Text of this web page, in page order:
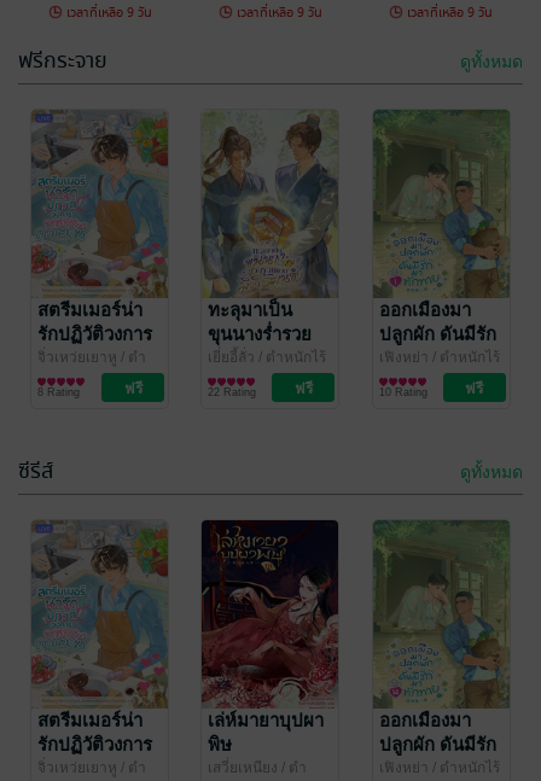
เวลาที่เหลือ 9 วัน เวลาที่เหลือ 9 วัน เวลาที่เหลือ 9 วัน
ทะลุมาเป็น
ขุนนางร่ำรวย
ด้วยมิติร้านชำ
เล่ม 2
เยี่ยอี้ลั่ว/ ตำหนักไร้
ต์รัก : ห้องหลานเหม
ย
นิยายวาย Boy
Love / Yaoi
31 Rating
เวลาที่เหลือ 9 วัน
แฟนใหม่ใกล้ฉัน
จับมือกันสู้เซิร์ก
เล่ม 9
หลิ่วเยี่ยนหนี/ ตำ
หนักไร้ต์รัก : ห้อง
หลานเหมย
นิยายวาย Boy
Love / Yaoi
2 Rating
เวลาที่เหลือ 9 วัน
ฟรีกระจาย ดูทั้งหมด
สตรีมเมอร์น่า
รักปฏิวัติวงการ
อาหารกาแลกซี
เล่ม 1
จิ่วเหว่ยเยาหู / ตำ
หนักไร้ต์รัก : ห้อง
หลานเหมย
นิยายวาย Boy
Love / Yaoi
8 Rating
ทะลุมาเป็น
ขุนนางร่ำรวย
ด้วยมิติร้านชำ
เล่ม 1
เยี่ยอี้ลั่ว / ตำหนักไร้
ต์รัก : ห้องหลานเหม
ย
นิยายวาย Boy
Love / Yaoi
22 Rating
ออกเมืองมา
ปลูกผัก ดันมีรัก
มาทักทาย เล่ม
1
เฟิงหย่า / ตำหนักไร้
ต์รัก : ห้องหลานเหม
ย
นิยายวาย Boy
Love / Yaoi
10 Rating
แฟนใหม่ใกล้ฉัน
จับมือกันสู้เซิร์ก
เล่ม 1
หลิ่วเยี่ยนหนี/ ตำ
หนักไร้ต์รัก : ห้อง
หลานเหมย
นิยายวาย Boy
Love / Yaoi
18 Rating
บ้านพลตรีมี
หนุ่มน้อยนำ
โชค เล่ม 1
จิ่วเหว่ยเยาหู/ ตำ
หนักไร้ต์รัก : ห้อง
หลานเหมย
นิยายวาย Boy
Love / Yaoi
76 Rating
ซีรีส์ ดูทั้งหมด
สตรีมเมอร์น่า
รักปฏิวัติวงการ
อาหารกาแลกซี
จิ่วเหว่ยเยาหู / ตำ
เล่ห์มายาบุปผา
พิษ
เสวี่ยเหนียง / ตำ
ออกเมืองมา
ปลูกผัก ดันมีรัก
มาทักทาย
เฟิงหย่า / ตำหนักไร้